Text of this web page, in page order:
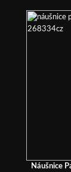
Náušnice